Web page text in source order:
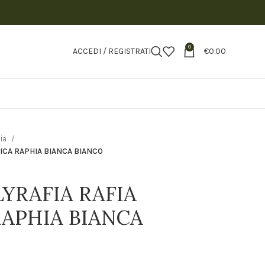
ACCEDI / REGISTRATI 0 €0.00
RAPHIA BIANCA BIANCO
RAFIA
BIANCA